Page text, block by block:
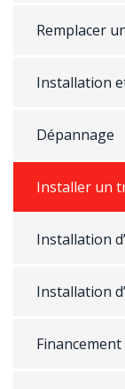
Remplacer
Installation
Dépannage
Installer un
Installation
Installation
Financement